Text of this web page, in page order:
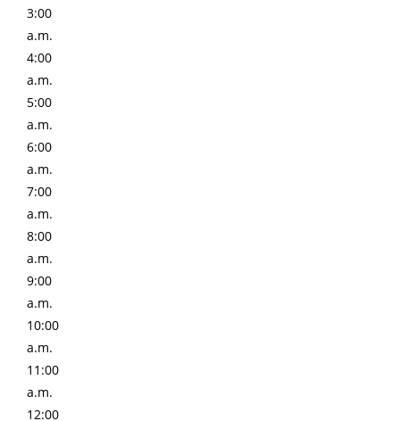
3:00
a.m.
4:00
a.m.
5:00
a.m.
6:00
a.m.
7:00
a.m.
8:00
a.m.
9:00
a.m.
10:00
a.m.
11:00
a.m.
12:00